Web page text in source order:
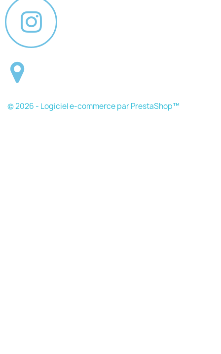
© 2026 - Logiciel e-commerce par PrestaShop™